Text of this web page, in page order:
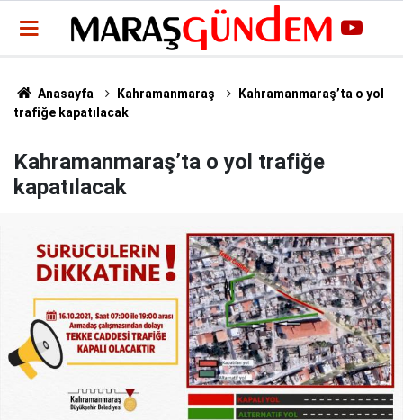
Anasayfa Kahramanmaraş
Kahramanmaraş’ta o yol
trafiğe kapatılacak
Kahramanmaraş’ta o yol trafiğe
kapatılacak